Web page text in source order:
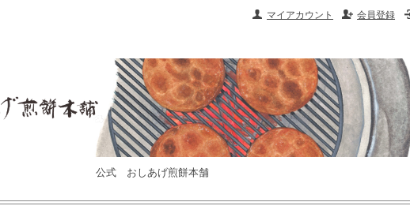
会員登録
マイアカウント
公式 おしあげ煎餅本舗